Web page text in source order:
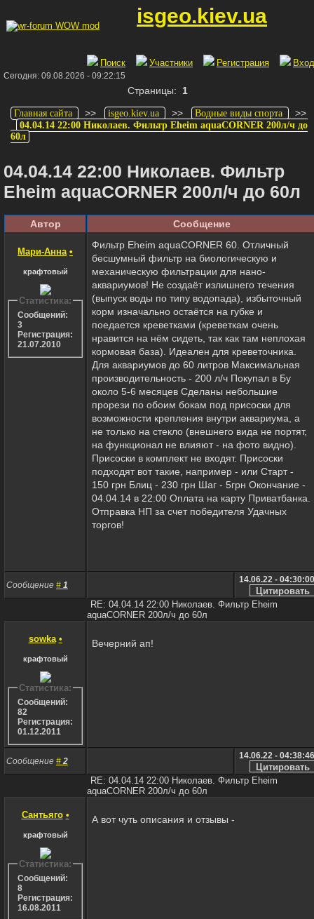
isgeo.kiev.ua
Поиск Участники Регистрация Вход
Сегодня: 09.08.2026 - 09:22:15
Страницы: 1
Главная сайта >> isgeo.kiev.ua >> Водные виды спорта >>
04.04.14 22:00 Николаев. Фильтр Eheim aquaCORNER 200л/ч до
60л
04.04.14 22:00 Николаев. Фильтр
Eheim aquaCORNER 200л/ч до 60л
Автор Сообщение
Мари-Анна •
крафтовый
Статистика:
Сообщений:
3
Регистрация:
21.07.2010
Фильтр Eheim aquaCORNER 60. Отличный
бесшумный фильтр на биологическую и
механическую фильтрации для нано-
аквариумов! Не создаёт излишнего течения
(выпуск воды по типу водопада), избыточный
корм изначально остаётся на губке и
поедается креветками (креветкам очень
нравится на нём сидеть, так как там неплохая
кормовая база). Идеален для креветочника.
Для аквариумов до 60 литров Максимальная
производительность - 200 л/ч Покупал в Бу
около 5-6 месяцев Сделаны небольшие
прорези по обоим бокам под присоски для
возможности крепления внутри аквариума, а
не только на стекло (внешнего вида не портят,
на функционал не влияют - на фото видно).
Присоски в комплект не входят. Присоски
подходят вот такие, например - или Старт -
150 грн Блиц - 230 грн Шаг - 5грн Окончание -
04.04.14 в 22:00 Оплата на карту Приватбанка.
Отправка НП за счет победителя Удачных
торгов!
Сообщение # 1
14.06.22 - 04:30:00
RE: 04.04.14 22:00 Николаев. Фильтр Eheim
aquaCORNER 200л/ч до 60л
sowka •
крафтовый
Статистика:
Сообщений:
82
Регистрация:
01.12.2011
Вечерний ап!
Сообщение # 2
14.06.22 - 04:38:46
RE: 04.04.14 22:00 Николаев. Фильтр Eheim
aquaCORNER 200л/ч до 60л
Сантьяго •
крафтовый
Статистика:
Сообщений:
8
Регистрация:
16.08.2011
А вот чуть описания и отзывы -